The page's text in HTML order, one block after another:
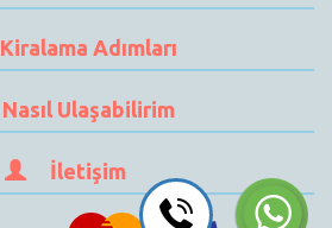
Kiralama Adımları
Nasıl Ulaşabilirim
İletişim